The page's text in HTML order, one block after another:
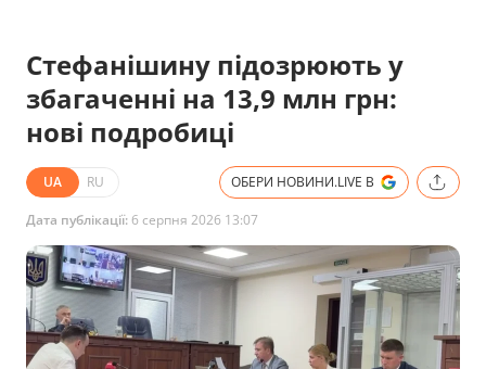
Стефанішину підозрюють у
збагаченні на 13,9 млн грн:
нові подробиці
UA RU ОБЕРИ НОВИНИ.LIVE В
Дата публікації: 6 серпня 2026 13:07